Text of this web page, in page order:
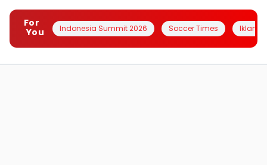
For
You
Indonesia Summit 2026 Soccer Times Iklanin